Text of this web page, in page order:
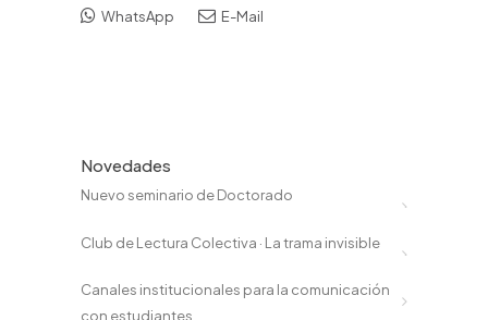
WhatsApp E-Mail
Novedades
Nuevo seminario de Doctorado
Club de Lectura Colectiva · La trama invisible
Canales institucionales para la comunicación
con estudiantes